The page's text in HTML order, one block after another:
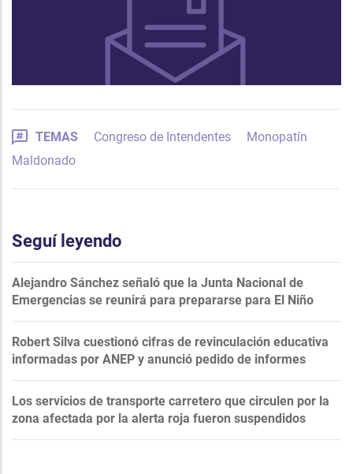
TEMAS Congreso de Intendentes
Monopatín
Maldonado
Seguí leyendo
Alejandro Sánchez señaló que la Junta Nacional de
Emergencias se reunirá para prepararse para El Niño
Robert Silva cuestionó cifras de revinculación educativa
informadas por ANEP y anunció pedido de informes
Los servicios de transporte carretero que circulen por la
zona afectada por la alerta roja fueron suspendidos